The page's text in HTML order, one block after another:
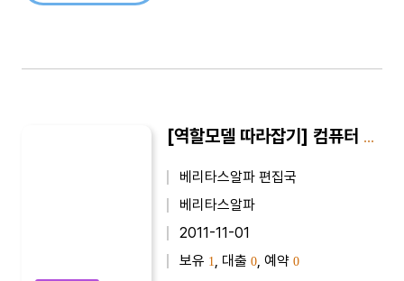
[역할모델 따라잡기] 컴퓨터 보안전문가(남궁준규)
베리타스알파 편집국
베리타스알파
2011-11-01
보유 1 , 대출 0 , 예약 0